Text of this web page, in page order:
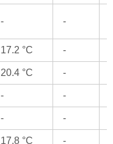
- -
17.2 °C -
20.4 °C -
- -
- -
17.8 °C -